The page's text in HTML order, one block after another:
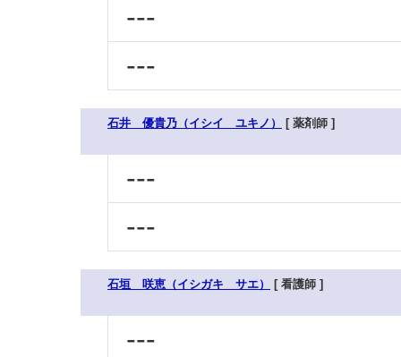
---
---
石井 優貴乃（イシイ ユキノ） [ 薬剤師 ]
---
---
石垣 咲恵（イシガキ サエ） [ 看護師 ]
---